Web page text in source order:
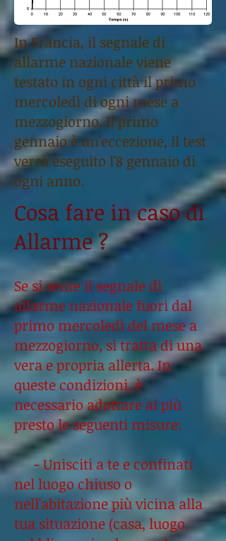
In Francia, il segnale di
allarme nazionale viene
testato in ogni città il primo
mercoledì di ogni mese a
mezzogiorno. Il primo
gennaio è un'eccezione, il test
verrà eseguito l'8 gennaio di
ogni anno.
Cosa fare in caso di
Allarme ?
Se si sente il segnale di
allarme nazionale fuori dal
primo mercoledì del mese a
mezzogiorno, si tratta di una
vera e propria allerta. In
queste condizioni, è
necessario adottare al più
presto le seguenti misure:
- Unisciti a te e confinati
nel luogo chiuso o
nell'abitazione più vicina alla
tua situazione (casa, luogo